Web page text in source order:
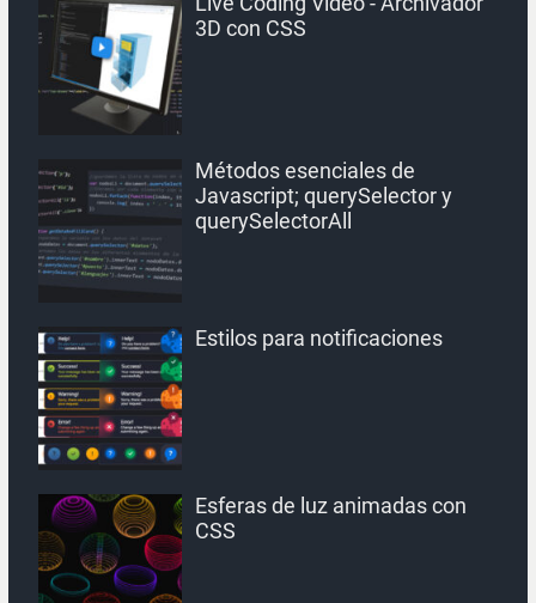
3D con CSS
Métodos esenciales de
Javascript; querySelector y
querySelectorAll
Estilos para notificaciones
Esferas de luz animadas con
CSS